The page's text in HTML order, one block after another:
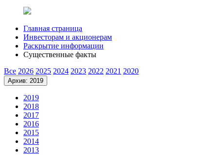
Главная страница
Инвесторам и акционерам
Раскрытие информации
Существенные факты
Все 2026 2025 2024 2023 2022 2021 2020
Архив: 2019
2019
2018
2017
2016
2015
2014
2013